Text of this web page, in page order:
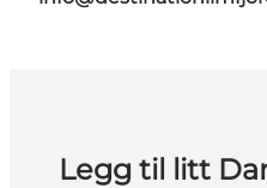
Legg til litt